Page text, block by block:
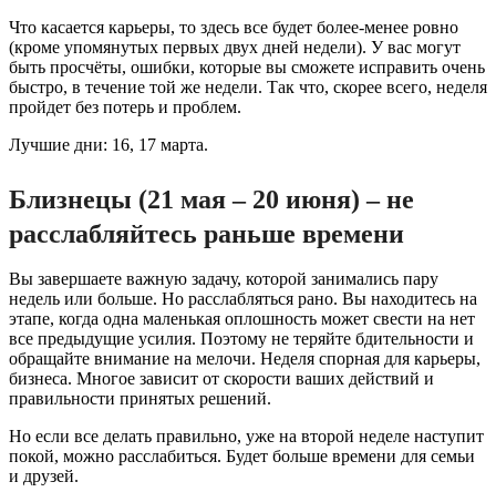
Что касается карьеры, то здесь все будет более-менее ровно
(кроме упомянутых первых двух дней недели). У вас могут
быть просчёты, ошибки, которые вы сможете исправить очень
быстро, в течение той же недели. Так что, скорее всего, неделя
пройдет без потерь и проблем.
Лучшие дни: 16, 17 марта.
Близнецы (21 мая – 20 июня) – не
расслабляйтесь раньше времени
Вы завершаете важную задачу, которой занимались пару
недель или больше. Но расслабляться рано. Вы находитесь на
этапе, когда одна маленькая оплошность может свести на нет
все предыдущие усилия. Поэтому не теряйте бдительности и
обращайте внимание на мелочи. Неделя спорная для карьеры,
бизнеса. Многое зависит от скорости ваших действий и
правильности принятых решений.
Но если все делать правильно, уже на второй неделе наступит
покой, можно расслабиться. Будет больше времени для семьи
и друзей.